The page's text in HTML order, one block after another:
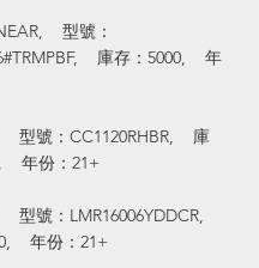
型號：
庫存：5000,    年
型號：CC1120RHBR,    庫
年份：21+
型號：LMR16006YDDCR,
年份：21+